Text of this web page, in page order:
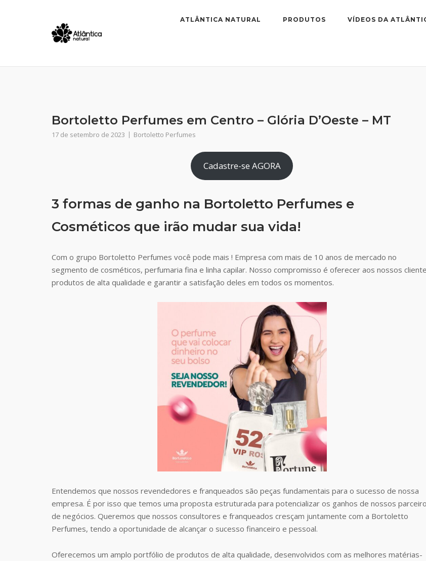
ATLÂNTICA NATURAL PRODUTOS VÍDEOS DA
Bortoletto Perfumes em Centro – Glória D’Oeste – MT
17 de setembro de 2023 Bortoletto Perfumes
Cadastre-se AGORA
3 formas de ganho na Bortoletto Perfumes e
Cosméticos que irão mudar sua vida!
Com o grupo Bortoletto Perfumes você pode mais ! Empresa com mais de 10 anos de mercado no
segmento de cosméticos, perfumaria fina e linha capilar. Nosso compromisso é oferecer aos nossos
produtos de alta qualidade e garantir a satisfação deles em todos os momentos.
Entendemos que nossos revendedores e franqueados são peças fundamentais para o sucesso de nossa
empresa. É por isso que temos uma proposta estruturada para potencializar os ganhos de nossos
de negócios. Queremos que nossos consultores e franqueados cresçam juntamente com a Bortoletto
Perfumes, tendo a oportunidade de alcançar o sucesso financeiro e pessoal.
Oferecemos um amplo portfólio de produtos de alta qualidade, desenvolvidos com as melhores matérias-